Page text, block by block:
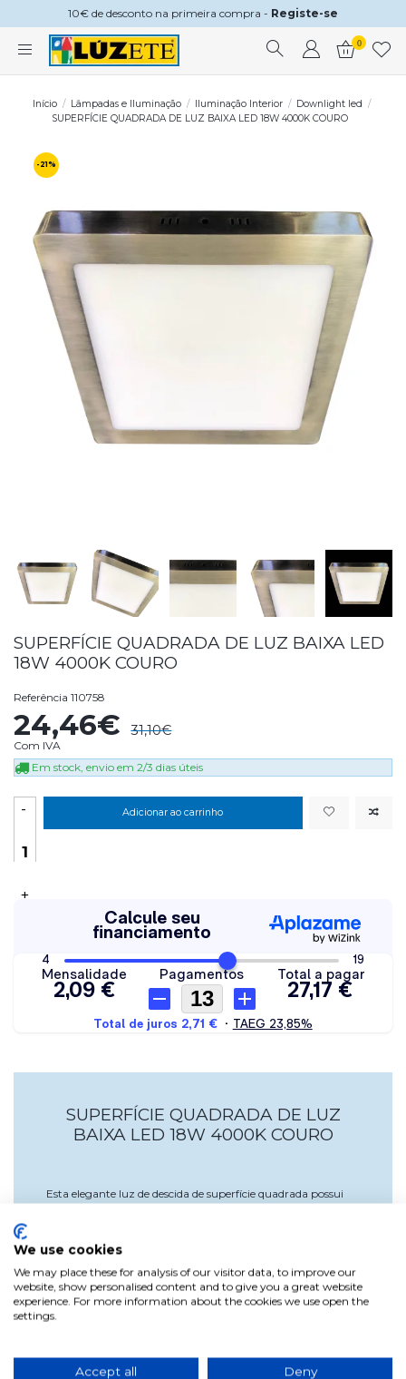
10€ de desconto na primeira compra - Registe-se
0
Início Lâmpadas e Iluminação Iluminação Interior
Downlight led
SUPERFÍCIE QUADRADA DE LUZ BAIXA LED 18W 4000K COURO
-21%
SUPERFÍCIE QUADRADA DE LUZ BAIXA LED
18W 4000K COURO
Referência 110758
24,46€ 31,10€
Com IVA
Em stock, envio em 2/3 dias úteis
-
+
Adicionar ao carrinho
SUPERFÍCIE QUADRADA DE LUZ
BAIXA LED 18W 4000K COURO
Esta elegante luz de descida de superfície quadrada possui
tecnologia LED incorporada com potência de 18W e fornece
luz e estilo ao espaço para ser iluminado.É uma luminária
que oferece soluções de iluminação em locais onde não há
possibilidade de fazer buracos, pois é adequado para
instalação em tetos de concreto ou outros tipos de teto.A
instalação é realizada por meio de um quadrado que é
aparafusado ao teto e, em seguida, aparafusado a luz de
escondido.
We use cookies
We may place these for analysis of our visitor data, to improve our
website, show personalised content and to give you a great website
experience. For more information about the cookies we use open the
settings.
Accept all Deny